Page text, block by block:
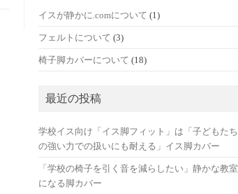
イスが静かに.comについて (1)
フェルトについて (3)
椅子脚カバーについて (18)
最近の投稿
学校イス向け「イス脚フィット」は「子どもたち
の強い力での扱いにも耐える」イス脚カバー
「学校の椅子を引く音を減らしたい」静かな教室
になる脚カバー